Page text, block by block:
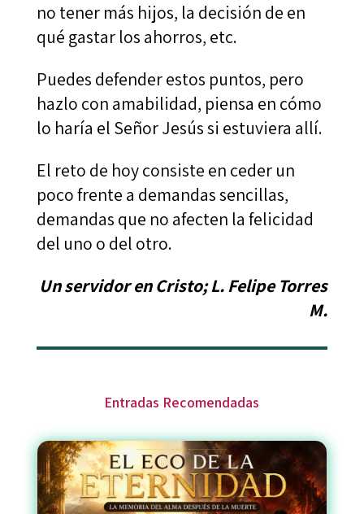
no tener más hijos, la decisión de en
qué gastar los ahorros, etc.
Puedes defender estos puntos, pero
hazlo con amabilidad, piensa en cómo
lo haría el Señor Jesús si estuviera allí.
El reto de hoy consiste en ceder un
poco frente a demandas sencillas,
demandas que no afecten la felicidad
del uno o del otro.
Un servidor en Cristo; L. Felipe Torres
M.
Entradas Recomendadas